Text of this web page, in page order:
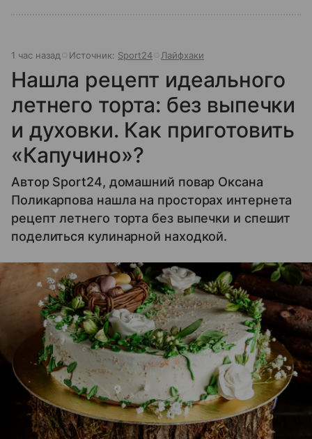
1 час назад Источник: Sport24 Лайфхаки
Нашла рецепт идеального
летнего торта: без выпечки
и духовки. Как приготовить
«Капучино»?
Автор Sport24, домашний повар Оксана
Поликарпова нашла на просторах интернета
рецепт летнего торта без выпечки и спешит
поделиться кулинарной находкой.